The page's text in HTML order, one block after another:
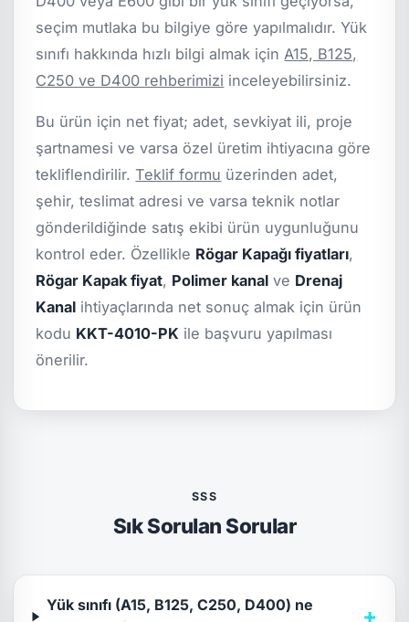
seçim mutlaka bu bilgiye göre yapılmalıdır. Yük
sınıfı hakkında hızlı bilgi almak içinA15, B125,
C250 ve D400 rehberimizi inceleyebilirsiniz.
Bu ürün için net fiyat; adet, sevkiyat ili, proje
şartnamesi ve varsa özel üretim ihtiyacına göre
tekliflendirilir.Teklif formu üzerinden adet,
şehir, teslimat adresi ve varsa teknik notlar
gönderildiğinde satış ekibi ürün uygunluğunu
kontrol eder. Özellikle Rögar Kapağı fiyatları,
Rögar Kapak fiyat, Polimer kanal ve Drenaj
Kanal ihtiyaçlarında net sonuç almak için ürün
kodu KKT-4010-PK ile başvuru yapılması
önerilir.
SSS
Sık Sorulan Sorular
Yük sınıfı (A15, B125, C250, D400) ne
+